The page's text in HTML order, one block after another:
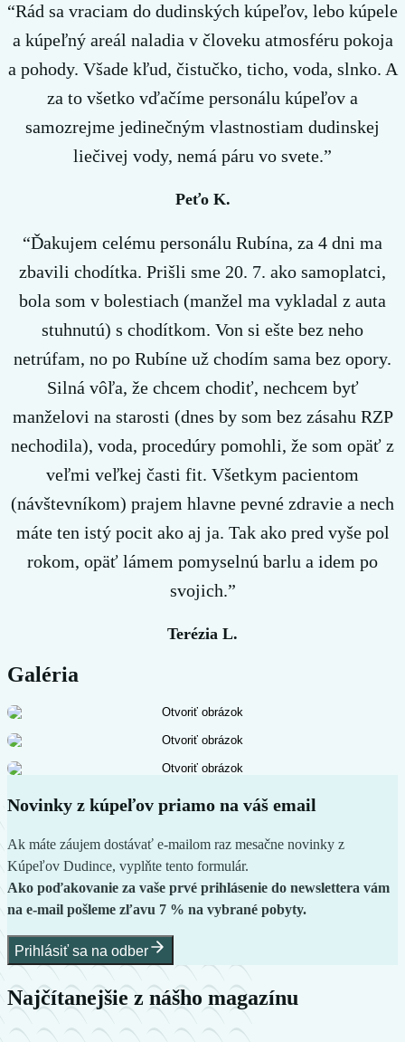
“Rád sa vraciam do dudinských kúpeľov, lebo kúpele
a kúpeľný areál naladia v človeku atmosféru pokoja
a pohody. Všade kľud, čistučko, ticho, voda, slnko. A
za to všetko vďačíme personálu kúpeľov a
samozrejme jedinečným vlastnostiam dudinskej
liečivej vody, nemá páru vo svete.”
Peťo K.
“Ďakujem celému personálu Rubína, za 4 dni ma
zbavili chodítka. Prišli sme 20. 7. ako samoplatci,
bola som v bolestiach (manžel ma vykladal z auta
stuhnutú) s chodítkom. Von si ešte bez neho
netrúfam, no po Rubíne už chodím sama bez opory.
Silná vôľa, že chcem chodiť, nechcem byť
manželovi na starosti (dnes by som bez zásahu RZP
nechodila), voda, procedúry pomohli, že som opäť z
veľmi veľkej časti fit. Všetkym pacientom
(návštevníkom) prajem hlavne pevné zdravie a nech
máte ten istý pocit ako aj ja. Tak ako pred vyše pol
rokom, opäť lámem pomyselnú barlu a idem po
svojich.”
Terézia L.
Galéria
Otvoriť obrázok
Otvoriť obrázok
Otvoriť obrázok
Novinky z kúpeľov priamo na váš email
Ak máte záujem dostávať e-mailom raz mesačne novinky z
Kúpeľov Dudince, vyplňte tento formulár.
Ako poďakovanie za vaše prvé prihlásenie do newslettera vám
na e-mail pošleme zľavu 7 % na vybrané pobyty.
Prihlásiť sa na odber
Najčítanejšie z nášho magazínu